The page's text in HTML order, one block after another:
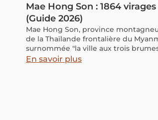
Mae Hong Son : 1864
(Guide 2026)
Mae Hong Son, province
de la Thaïlande frontalière du
surnommée "la ville aux trois
Chiang Mai, elle attire pour ses
En savoir plus